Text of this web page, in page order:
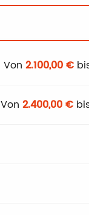
Von2.100,00 €
Von2.400,00 €